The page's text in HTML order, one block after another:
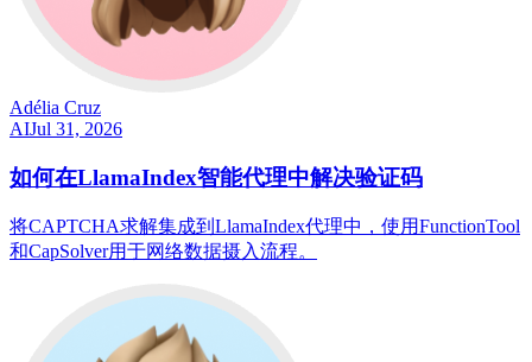
Adélia Cruz
AIJul 31, 2026
如何在LlamaIndex智能代理中解决验证码
将CAPTCHA求解集成到LlamaIndex代理中，使用FunctionTool
和CapSolver用于网络数据摄入流程。